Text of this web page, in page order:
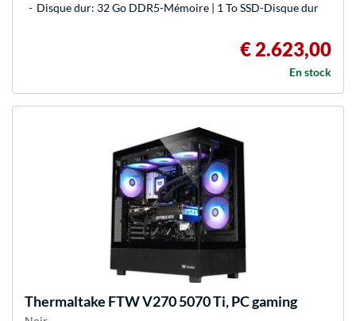
Disque dur: 32 Go DDR5-Mémoire | 1 To SSD-Disque dur
€ 2.623,00
En stock
Thermaltake FTW V270 5070 Ti, PC gaming